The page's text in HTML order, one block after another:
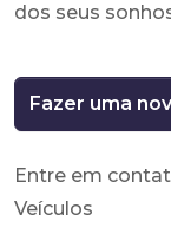
dos seus
Fazer uma
Entre em
Veículos